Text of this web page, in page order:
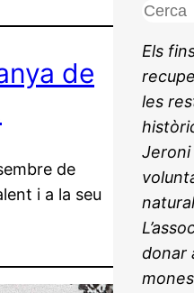
de
de
i a la seu
C
r
c
a
Els
les
Jeroni
donar